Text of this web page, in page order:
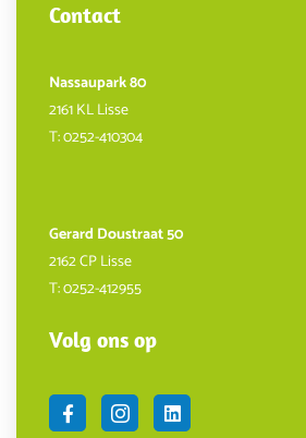
Contact
Nassaupark 80
2161 KL Lisse
T:0252-410304
Gerard Doustraat 50
2162 CP Lisse
T:0252-412955
Volg ons op